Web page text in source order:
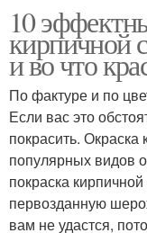
10
кирпичной
и во что
По фактуре и по
Если вас это
покрасить.
популярных видов
покраска
первозданную
вам не удастся,